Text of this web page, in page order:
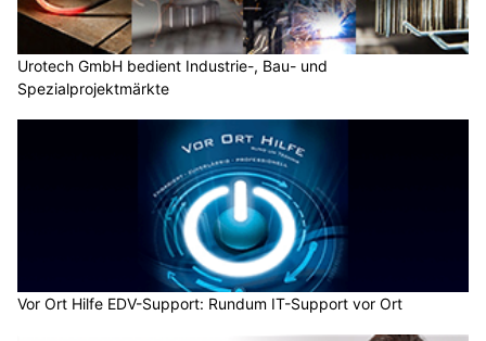
Urotech GmbH bedient Industrie-, Bau- und
Spezialprojektmärkte
Vor Ort Hilfe EDV-Support: Rundum IT-Support vor Ort